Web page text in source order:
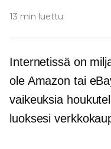
13 min luettu
Internetissä on
ole Amazon tai
vaikeuksia
luoksesi